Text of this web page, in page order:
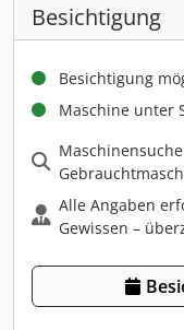
Besichtigung
Besichtigung
Maschine unter
Alle Angaben
Gewissen –